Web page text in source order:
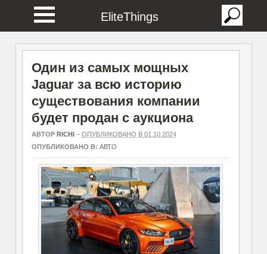
EliteThings
Один из самых мощных
Jaguar за всю историю
существования компании
будет продан с аукциона
АВТОР RICHI– ОПУБЛИКОВАНО В 01.10.2024
ОПУБЛИКОВАНО В: АВТО